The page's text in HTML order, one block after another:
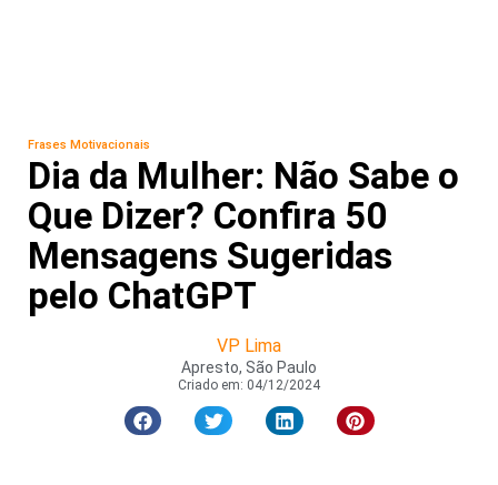
Frases Motivacionais
Dia da Mulher: Não Sabe o
Que Dizer? Confira 50
Mensagens Sugeridas
pelo ChatGPT
VP Lima
Apresto, São Paulo
Criado em: 04/12/2024